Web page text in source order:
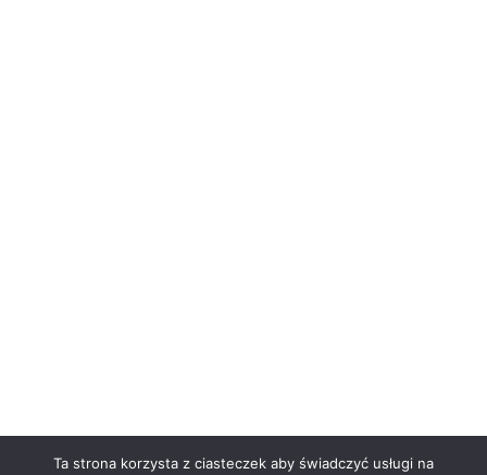
Ta strona korzysta z ciasteczek aby świadczyć usługi na